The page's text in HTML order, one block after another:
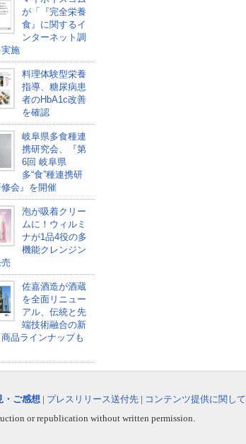
が「『完全栄養
食』に関するイ
ンターネット調
施
料理体験型栄養
指導、糖尿病患
者のHbA1c改善
を確認
岐阜県多食種連
携研究会、『第
6回 岐阜県
多“食”種連携研
会』を開催
泡が吸着クリー
ムに！ウィルミ
ナが1品4役の多
機能クレンジン
佐嘉酒造が酒蔵
を全面リニュー
アル、伝統と先
端技術融合の新
品ラインナップも
・ご感想 | プレスリリース送付先 | コンテンツ提供に関して
or republication without written permission.